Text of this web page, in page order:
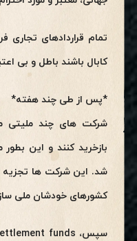
تمام قراردادهای تجاری
کابال باشند باطل و بی
*پس از طی چند هفته*
شرکت های چند ملیتی
بازخرید کنند و این
شد. این شرکت ها
کشورهای خودشان ملی